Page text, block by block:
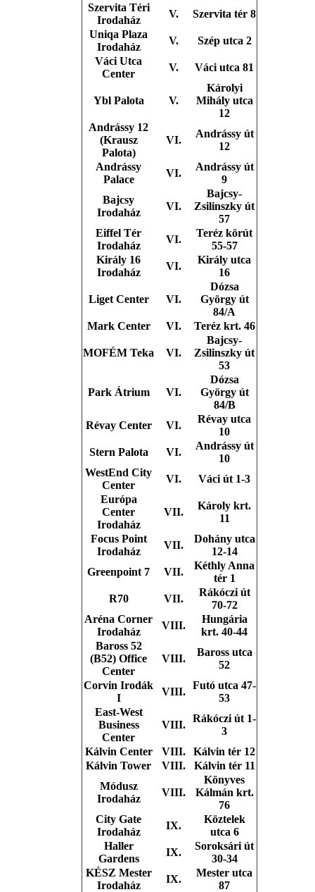
Szervita Téri
Irodaház
V.
Szervita tér 8
Uniqa Plaza
Irodaház
V.
Szép utca 2
Váci Utca
Center
V. Váci utca 81
Ybl Palota V.
Károlyi
Mihály utca
12
Andrássy 12
(Krausz
Palota)
VI.
Andrássy út
12
Andrássy
Palace
VI.
Andrássy út
9
Bajcsy
Irodaház
VI.
Bajcsy-
Zsilinszky út
57
Eiffel Tér
Irodaház
VI.
Teréz körút
55-57
Király 16
Irodaház
VI.
Király utca
16
Liget Center VI.
Dózsa
György út
84/A
Mark Center
VI. Teréz krt. 46
MOFÉM Teka VI.
Bajcsy-
Zsilinszky út
53
Park Átrium VI.
Dózsa
György út
84/B
Révay Center
VI.
Révay utca
10
Stern Palota
VI.
Andrássy út
10
WestEnd City
Center
VI.
Váci út 1-3
Európa
Center
Irodaház
VII.
Károly krt.
11
Focus Point
Irodaház
VII.
Dohány utca
12-14
Greenpoint 7
VII.
Kéthly Anna
tér 1
R70
VII.
Rákóczi út
70-72
Aréna Corner
Irodaház
VIII.
Hungária
krt. 40-44
Baross 52
(B52) Office
Center
VIII.
Baross utca
52
Corvin Irodák
I
VIII.
Futó utca 47-
53
East-West
Business
Center
VIII.
Rákóczi út 1-
3
Kálvin Center
VIII.
Kálvin tér 12
Kálvin Tower
VIII.
Kálvin tér 11
Módusz
Irodaház
VIII.
Könyves
Kálmán krt.
76
City Gate
Irodaház
IX.
Köztelek
utca 6
Haller
Gardens
IX.
Soroksári út
30-34
KÉSZ Mester
Irodaház
IX.
Mester utca
87